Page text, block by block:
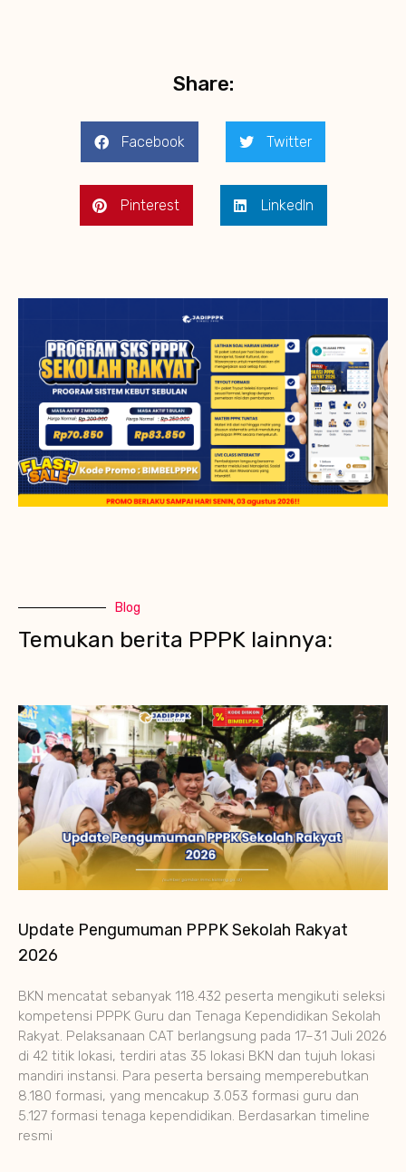
Share:
Facebook Twitter
Pinterest LinkedIn
Blog
Temukan berita PPPK lainnya:
Update Pengumuman PPPK Sekolah Rakyat
2026
BKN mencatat sebanyak 118.432 peserta mengikuti seleksi
kompetensi PPPK Guru dan Tenaga Kependidikan Sekolah
Rakyat. Pelaksanaan CAT berlangsung pada 17–31 Juli 2026
di 42 titik lokasi, terdiri atas 35 lokasi BKN dan tujuh lokasi
mandiri instansi. Para peserta bersaing memperebutkan
8.180 formasi, yang mencakup 3.053 formasi guru dan
5.127 formasi tenaga kependidikan. Berdasarkan timeline
resmi